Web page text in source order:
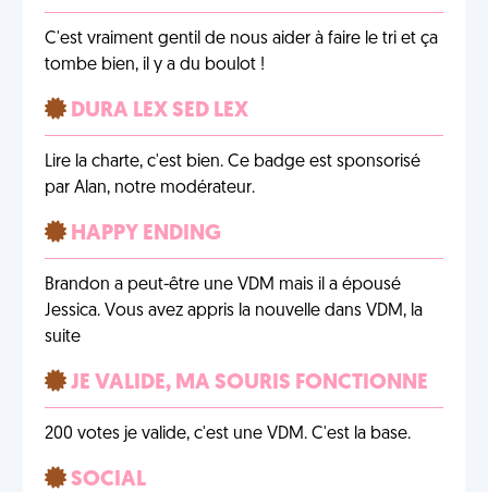
C'est vraiment gentil de nous aider à faire le tri et ça
tombe bien, il y a du boulot !
DURA LEX SED LEX
Lire la charte, c'est bien. Ce badge est sponsorisé
par Alan, notre modérateur.
HAPPY ENDING
Brandon a peut-être une VDM mais il a épousé
Jessica. Vous avez appris la nouvelle dans VDM, la
suite
JE VALIDE, MA SOURIS FONCTIONNE
200 votes je valide, c'est une VDM. C'est la base.
SOCIAL